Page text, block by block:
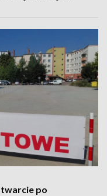
po